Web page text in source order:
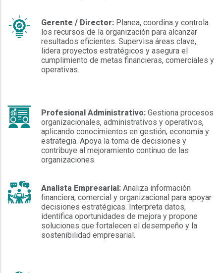
Gerente / Director: Planea, coordina y controla
los recursos de la organización para alcanzar
resultados eficientes. Supervisa áreas clave,
lidera proyectos estratégicos y asegura el
cumplimiento de metas financieras, comerciales y
operativas.
Profesional Administrativo: Gestiona procesos
organizacionales, administrativos y operativos,
aplicando conocimientos en gestión, economía y
estrategia. Apoya la toma de decisiones y
contribuye al mejoramiento continuo de las
organizaciones.
Analista Empresarial: Analiza información
financiera, comercial y organizacional para apoyar
decisiones estratégicas. Interpreta datos,
identifica oportunidades de mejora y propone
soluciones que fortalecen el desempeño y la
sostenibilidad empresarial.